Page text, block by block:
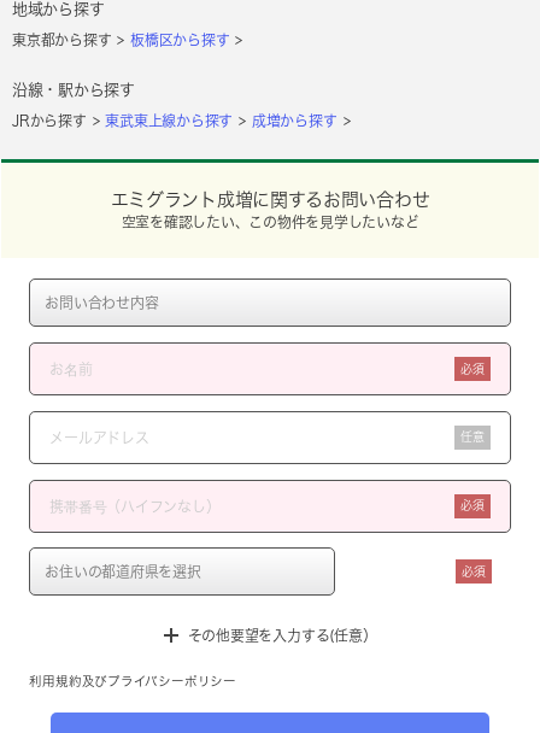
地域から探す
東京都から探す 板橋区から探す
沿線・駅から探す
JRから探す 東武東上線から探す 成増から探す
エミグラント成増に関するお問い合わせ
空室を確認したい、この物件を見学したいなど
必須
任意
必須
必須
その他要望を入力する(任意）
利用規約 及び プライバシーポリシー